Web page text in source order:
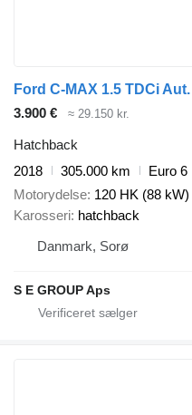
3.900 € ≈ 29.150 kr.
Hatchback
2018
305.000 km
Euro 6
Motorydelse 120 HK (88 kW)
Karosseri hatchback
Danmark, Sorø
S E GROUP Aps